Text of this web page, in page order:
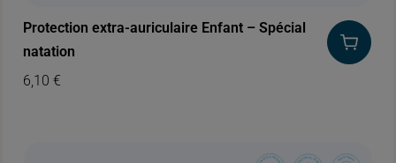
Protection extra-auriculaire Enfant – Spécial
natation
6,10€